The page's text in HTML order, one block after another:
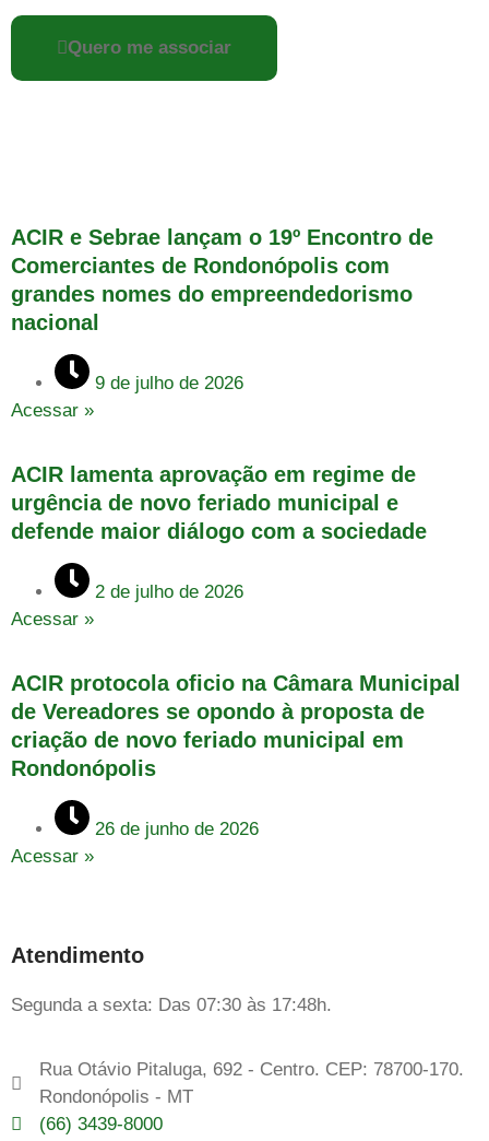
Quero me associar
ACIR e Sebrae lançam o 19º Encontro de
Comerciantes de Rondonópolis com
grandes nomes do empreendedorismo
nacional
9 de julho de 2026
Acessar »
ACIR lamenta aprovação em regime de
urgência de novo feriado municipal e
defende maior diálogo com a sociedade
2 de julho de 2026
Acessar »
ACIR protocola oficio na Câmara Municipal
de Vereadores se opondo à proposta de
criação de novo feriado municipal em
Rondonópolis
26 de junho de 2026
Acessar »
Atendimento
Segunda a sexta: Das 07:30 às 17:48h.
Rua Otávio Pitaluga, 692 - Centro. CEP: 78700-170.
Rondonópolis - MT
(66) 3439-8000